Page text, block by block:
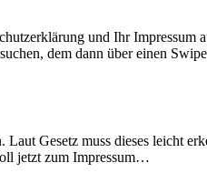
und Ihr
dem dann über einen
Gesetz muss dieses leicht
jetzt zum Impressum…